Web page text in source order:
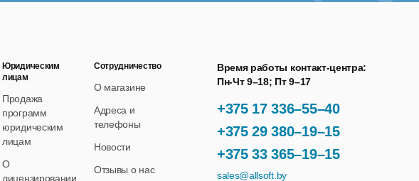
+375 17 336–55–40
+375 29 380–19–15
+375 33 365–19–15
Время работы контакт-центра:
Пн-Чт 9–18; Пт 9–17
sales@allsoft.by
Юридическим
лицам
Продажа
программ
юридическим
лицам
О
лицензировании
Сотрудничество
О магазине
Адреса и
телефоны
Новости
Отзывы о нас